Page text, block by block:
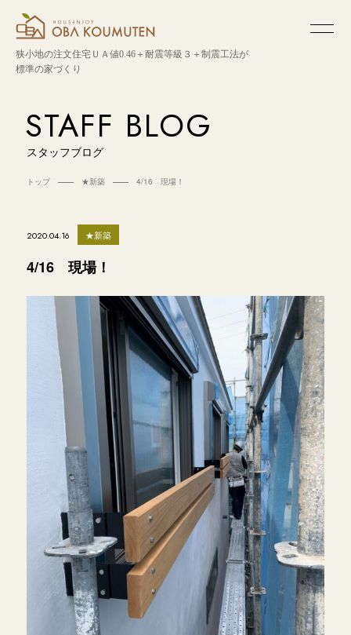
狭小地の注文住宅ＵＡ値0.46＋耐震等級３＋制震工法が
標準の家づくり
STAFF BLOG
スタッフブログ
トップ ★新築 4/16 現場！
2020.04.16 ★新築
4/16 現場！